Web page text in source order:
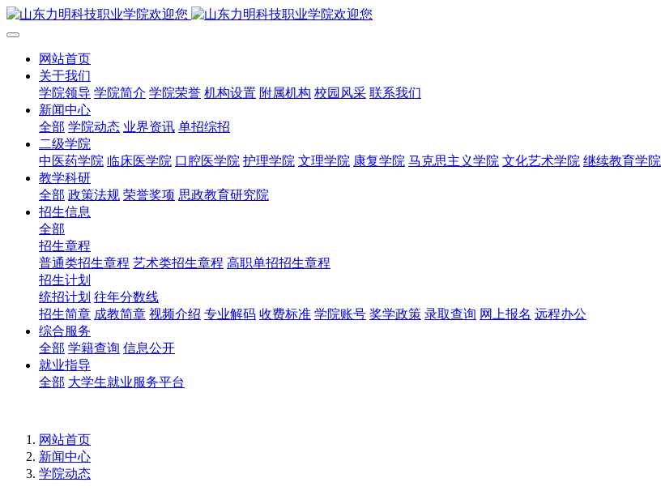
网站首页
关于我们
学院领导 学院简介 学院荣誉 机构设置 附属机构 校园风采 联系我们
新闻中心
全部 学院动态 业界资讯 单招综招
二级学院
中医药学院 临床医学院 口腔医学院 护理学院 文理学院 康复学院 马克思主义学院 文化艺术学院 继续教育学院
教学科研
全部 政策法规 荣誉奖项 思政教育研究院
招生信息
全部
招生章程
普通类招生章程 艺术类招生章程 高职单招招生章程
招生计划
统招计划 往年分数线
招生简章 成教简章 视频介绍 专业解码 收费标准 学院账号 奖学政策 录取查询 网上报名 远程办公
综合服务
全部 学籍查询 信息公开
就业指导
全部 大学生就业服务平台
网站首页
新闻中心
学院动态